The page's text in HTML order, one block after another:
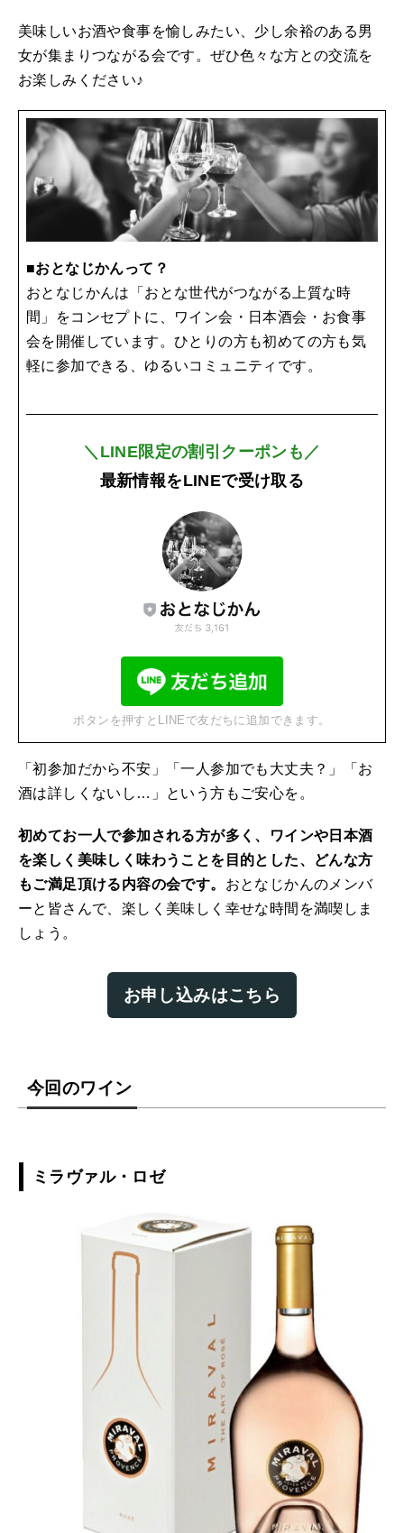
美味しいお酒や食事を愉しみたい、少し余裕のある男
女が集まりつながる会です。ぜひ色々な方との交流を
お楽しみください♪
■おとなじかんって？
おとなじかんは「おとな世代がつながる上質な時
間」をコンセプトに、ワイン会・日本酒会・お食事
会を開催しています。ひとりの方も初めての方も気
軽に参加できる、ゆるいコミュニティです。
＼LINE限定の割引クーポンも／
最新情報をLINEで受け取る
ボタンを押すとLINEで友だちに追加できます。
「初参加だから不安」「一人参加でも大丈夫？」「お
酒は詳しくないし…」という方もご安心を。
初めてお一人で参加される方が多く、ワインや日本酒
を楽しく美味しく味わうことを目的とした、どんな方
もご満足頂ける内容の会です。 おとなじかんのメンバ
ーと皆さんで、楽しく美味しく幸せな時間を満喫しま
しょう。
お申し込みはこちら
今回のワイン
ミラヴァル・ロゼ